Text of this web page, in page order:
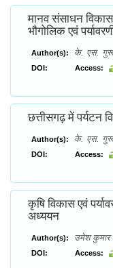
मानव संसाधन
भौगोलिक एवं
Author(s): के. एस.
DOI: Access:
छत्तीसगढ़ में पर्यटन
Author(s): के. एस.
DOI: Access:
कृषि विकास एवं
अध्ययन
Author(s): उमेश कुमार
DOI: Access: